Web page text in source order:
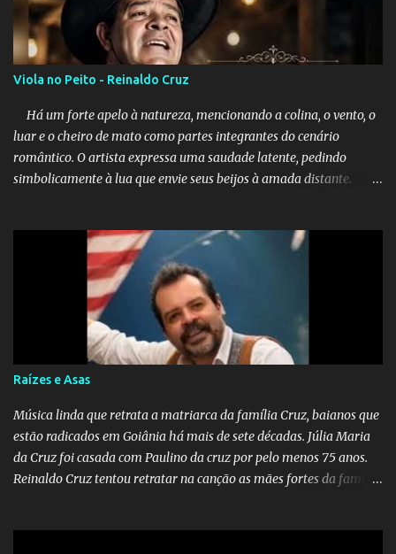
Viola no Peito - Reinaldo Cruz
Há um forte apelo à natureza, mencionando a colina, o vento, o
luar e o cheiro de mato como partes integrantes do cenário
romântico. O artista expressa uma saudade latente, pedindo
simbolicamente à lua que envie seus beijos à amada distante. A
destino. Reinaldo Cruz enfatiza que seu coração nasceu para ela e
que continuará esperando enquanto houver canções para entoar. A
obra conclui como uma promessa de fidelidade e esperança no
reencontro, unindo a tradição da viola com o sentimento universal
do amor. No geral, o vídeo apresenta uma narrativa lírica sobre a
persistência do afeto através do tempo e do espaço. YouTube
YouTube YouTube
Raízes e Asas
Música linda que retrata a matriarca da família Cruz, baianos que
estão radicados em Goiânia há mais de sete décadas. Júlia Maria
da Cruz foi casada com Paulino da cruz por pelo menos 75 anos.
Reinaldo Cruz tentou retratar na canção as mães fortes da família